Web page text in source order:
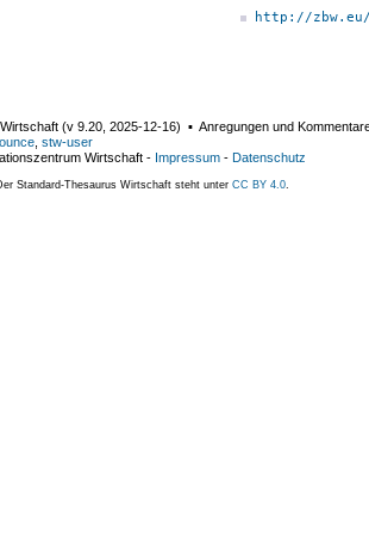
http://
(v 9.20 2025-12-16) ▪ Anregungen und
stw-user
Wirtschaft - Impressum - Datenschutz
Standard-Thesaurus Wirtschaft steht unter CC BY 4.0